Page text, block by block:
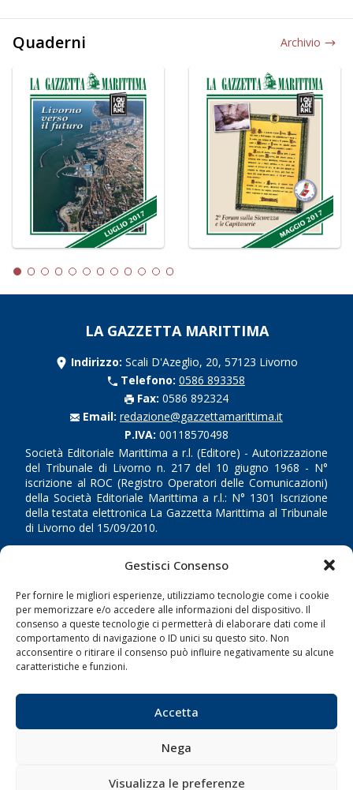
Gestisci Consenso
Per fornire le migliori esperienze, utilizziamo tecnologie come i cookie
per memorizzare e/o accedere alle informazioni del dispositivo. Il
consenso a queste tecnologie ci permetterà di elaborare dati come il
comportamento di navigazione o ID unici su questo sito. Non
acconsentire o ritirare il consenso può influire negativamente su alcune
caratteristiche e funzioni.
Accetta
Nega
Visualizza le preferenze
Quaderni Archivio
LA GAZZETTA MARITTIMA
Indirizzo: Scali D'Azeglio, 20, 57123 Livorno
Telefono: 0586 893358
Fax: 0586 892324
Email: redazione@gazzettamarittima.it
P.IVA: 00118570498
Società Editoriale Marittima a r.l. (Editore) - Autorizzazione
del Tribunale di Livorno n. 217 del 10 giugno 1968 - N°
iscrizione al ROC (Registro Operatori delle Comunicazioni)
della Società Editoriale Marittima a r.l.: N° 1301 Iscrizione
della testata elettronica La Gazzetta Marittima al Tribunale
di Livorno del 15/09/2010.
LINK
Shipping
Porti/Interporti
Trasporti
Sostenibilità
Compagnie di Navigazione
Blue economy